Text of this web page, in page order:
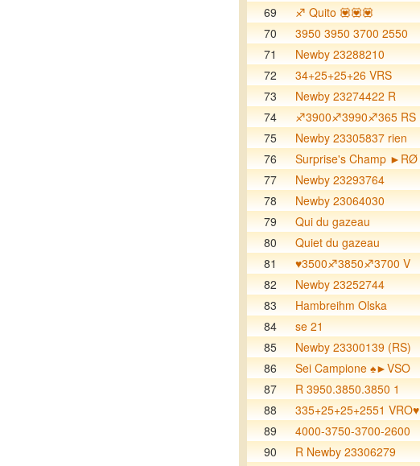
69
♐️ Quito 💟💟💟
70
3950 3950 3700 2550
71
Newby 23288210
72
34+25+25+26 VRS
73
Newby 23274422 R
74
♐️3900♐️3990♐️365 RS
75
Newby 23305837 rien
76
Surprise's Champ ►RØ
77
Newby 23293764
78
Newby 23064030
79
Qui du gazeau
80
Quiet du gazeau
81
♥️3500♐️3850♐️3700 V
82
Newby 23252744
83
Hambreihm Olska
84
se 21
85
Newby 23300139 (RS)
86
Sei Campione ♠►VSO
87
R 3950.3850.3850 1
88
335+25+25+2551 VRO♥
89
4000-3750-3700-2600
90
R Newby 23306279